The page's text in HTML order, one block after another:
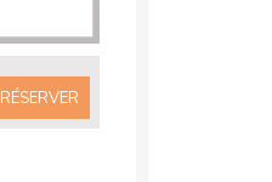
RÉSERVER